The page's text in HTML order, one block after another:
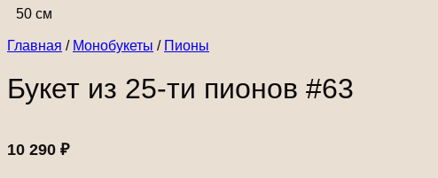
50 см
Главная / Монобукеты / Пионы
Букет из 25-ти пионов #63
10 290 ₽